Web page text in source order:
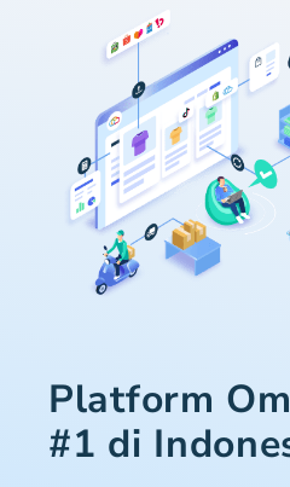
Platform
#1 di